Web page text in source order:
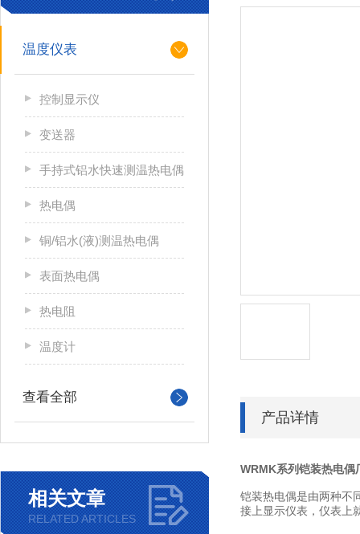
温度仪表
控制显示仪
变送器
手持式铝水快速测温热电偶
热电偶
铜/铝水(液)测温热电偶
表面热电偶
热电阻
温度计
查看全部
相关文章
RELATED ARTICLES
产品详情
WRMK系列铠装热电偶
铠装热电偶是由两种不
接上显示仪表，仪表上